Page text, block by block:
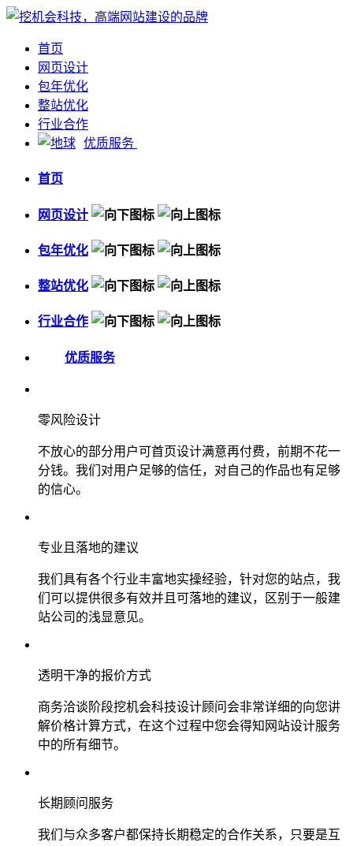
首页
网页设计
包年优化
整站优化
行业合作
优质服务
首页
网页设计
包年优化
整站优化
行业合作
优质服务
零风险设计
不放心的部分用户可首页设计满意再付费，前期不花一
分钱。我们对用户足够的信任，对自己的作品也有足够
的信心。
专业且落地的建议
我们具有各个行业丰富地实操经验，针对您的站点，我
们可以提供很多有效并且可落地的建议，区别于一般建
站公司的浅显意见。
透明干净的报价方式
商务洽谈阶段挖机会科技设计顾问会非常详细的向您讲
解价格计算方式，在这个过程中您会得知网站设计服务
中的所有细节。
长期顾问服务
我们与众多客户都保持长期稳定的合作关系，只要是互